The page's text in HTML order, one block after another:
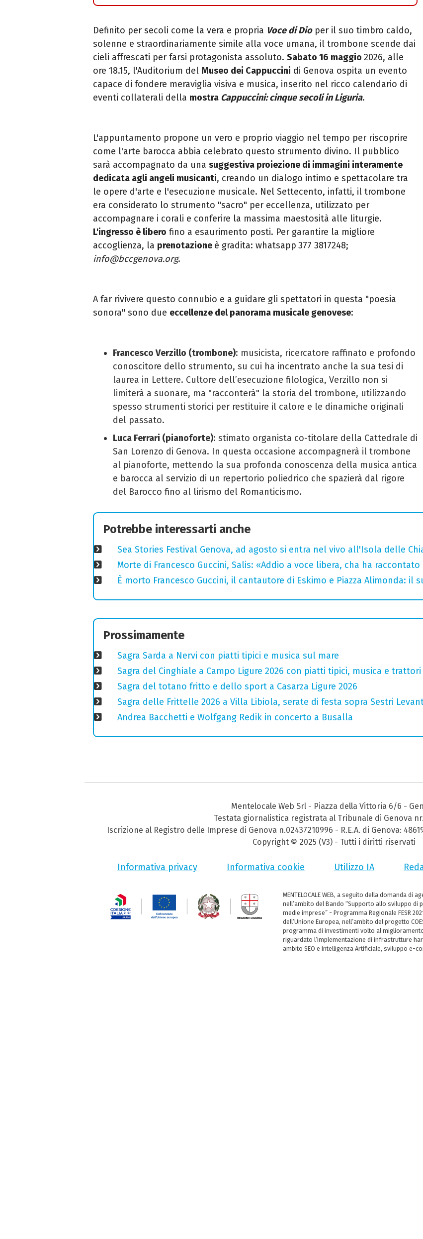
Definito per secoli come la vera e propria Voce di Dioper il suo timbro caldo,
solenne e straordinariamente simile alla voce umana, il trombone scende dai
cieli affrescati per farsi protagonista assoluto. Sabato 16 maggio 2026, alle
ore 18.15, l'Auditorium del Museo dei Cappuccini di Genova ospita un evento
capace di fondere meraviglia visiva e musica, inserito nel ricco calendario di
eventi collaterali della mostra Cappuccini: cinque secoli in Liguria.
L'appuntamento propone un vero e proprio viaggio nel tempo per riscoprire
come l'arte barocca abbia celebrato questo strumento divino. Il pubblico
sarà accompagnato da una suggestiva proiezione di immagini interamente
dedicata agli angeli musicanti, creando un dialogo intimo e spettacolare tra
le opere d'arte e l'esecuzione musicale. Nel Settecento, infatti, il trombone
era considerato lo strumento "sacro" per eccellenza, utilizzato per
accompagnare i corali e conferire la massima maestosità alle liturgie.
L'ingresso è libero fino a esaurimento posti. Per garantire la migliore
accoglienza, la prenotazione è gradita: whatsapp 377 3817248;
info@bccgenova.org.
A far rivivere questo connubio e a guidare gli spettatori in questa "poesia
sonora" sono due eccellenze del panorama musicale genovese:
Francesco Verzillo (trombone): musicista, ricercatore raffinato e profondo
conoscitore dello strumento, su cui ha incentrato anche la sua tesi di
laurea in Lettere. Cultore dell’esecuzione filologica, Verzillo non si
limiterà a suonare, ma "racconterà" la storia del trombone, utilizzando
spesso strumenti storici per restituire il calore e le dinamiche originali
del passato.
Luca Ferrari (pianoforte): stimato organista co-titolare della Cattedrale di
San Lorenzo di Genova. In questa occasione accompagnerà il trombone
al pianoforte, mettendo la sua profonda conoscenza della musica antica
e barocca al servizio di un repertorio poliedrico che spazierà dal rigore
del Barocco fino al lirismo del Romanticismo.
Potrebbe interessarti anche
Sea Stories Festival Genova, ad agosto si entra nel vivo all'Isola delle
Morte di Francesco Guccini, Salis: «Addio a voce libera, cha ha
È morto Francesco Guccini, il cantautore di Eskimo e Piazza Alimonda: il
Prossimamente
Sagra Sarda a Nervi con piatti tipici e musica sul mare
Sagra del Cinghiale a Campo Ligure 2026 con piatti tipici, musica e
Sagra del totano fritto e dello sport a Casarza Ligure 2026
Sagra delle Frittelle 2026 a Villa Libiola, serate di festa sopra Sestri
Andrea Bacchetti e Wolfgang Redik in concerto a Busalla
Mentelocale Web Srl - Piazza della Vittoria 6/6 -
Testata giornalistica registrata al Tribunale di Genova
Iscrizione al Registro delle Imprese di Genova n.02437210996 - R.E.A. di Genova:
Copyright © 2025 (V3) - Tutti i diritti riservati
Informativa privacy Informativa cookie Utilizzo IA
MENTELOCALE WEB, a seguito della domanda
nell’ambito del Bando “Supporto allo sviluppo
medie imprese” - Programma Regionale FESR
dell’Unione Europea, nell’ambito del progetto
programma di investimenti volto al
riguardato l’implementazione di infrastrutture
ambito SEO e Intelligenza Artificiale, sviluppo e-